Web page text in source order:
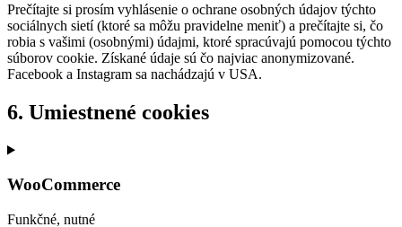
Prečítajte si prosím vyhlásenie o ochrane osobných údajov týchto
sociálnych sietí (ktoré sa môžu pravidelne meniť) a prečítajte si, čo
robia s vašimi (osobnými) údajmi, ktoré spracúvajú pomocou týchto
súborov cookie. Získané údaje sú čo najviac anonymizované.
Facebook a Instagram sa nachádzajú v USA.
6. Umiestnené cookies
WooCommerce
Funkčné, nutné